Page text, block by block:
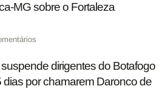
MG sobre o Fortaleza
dirigentes do Botafogo
dias por chamarem Daronco de